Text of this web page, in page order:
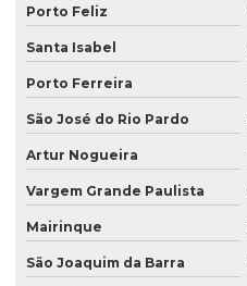
Saco valvulado15 kg
Sacos para congelados
Sacos kraft
Sacos laminados
Sacos para lanche
Sacos para laticínios
Venda de saco valvulado
Porto Feliz
Santa Isabel
Porto Ferreira
São José do Rio Pardo
Artur Nogueira
Vargem Grande Paulista
Mairinque
São Joaquim da Barra